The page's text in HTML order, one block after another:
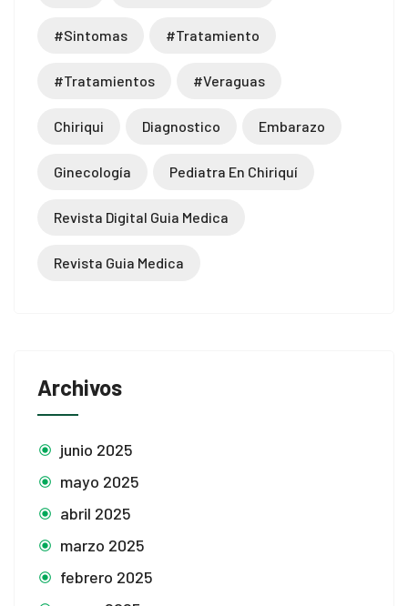
#sintomas #tratamiento
#tratamientos #veraguas
Chiriqui Diagnostico Embarazo
Ginecología Pediatra En Chiriquí
Revista Digital Guia Medica
Revista Guia Medica
Archivos
junio 2025
mayo 2025
abril 2025
marzo 2025
febrero 2025